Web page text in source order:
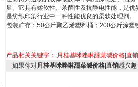
显。它具有柔软性、杀菌性及抗静电性能，是
是纺织印染行业中一种性能优良的柔软处理剂。
包装贮存：50公斤聚乙烯塑料桶；200公斤涂
产品相关关键字：
月桂基咪唑啉甜菜碱价格|直销
如果你对月桂基咪唑啉甜菜碱价格|直销感兴